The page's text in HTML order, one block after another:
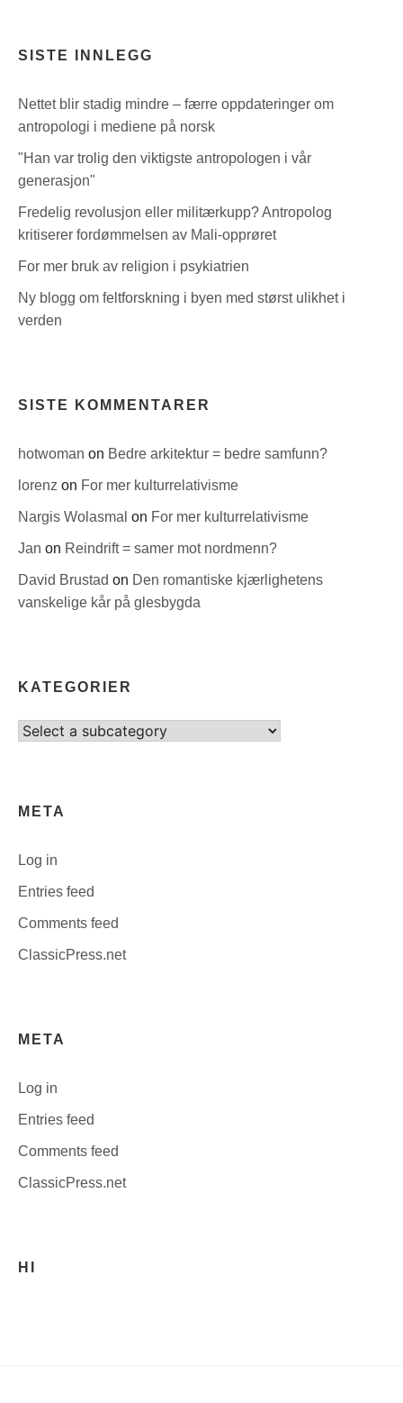
SISTE INNLEGG
Nettet blir stadig mindre – færre oppdateringer om
antropologi i mediene på norsk
"Han var trolig den viktigste antropologen i vår
generasjon"
Fredelig revolusjon eller militærkupp? Antropolog
kritiserer fordømmelsen av Mali-opprøret
For mer bruk av religion i psykiatrien
Ny blogg om feltforskning i byen med størst ulikhet i
verden
SISTE KOMMENTARER
hotwoman on Bedre arkitektur = bedre samfunn?
lorenz on For mer kulturrelativisme
Nargis Wolasmal on For mer kulturrelativisme
Jan on Reindrift = samer mot nordmenn?
David Brustad on Den romantiske kjærlighetens
vanskelige kår på glesbygda
KATEGORIER
Select
META
Log in
Entries feed
Comments feed
ClassicPress.net
META
Log in
Entries feed
Comments feed
ClassicPress.net
HI